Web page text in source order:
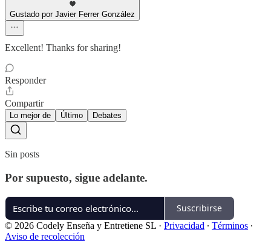
Gustado por Javier Ferrer González
Excellent! Thanks for sharing!
Responder
Compartir
Lo mejor de Último Debates
Sin posts
Por supuesto, sigue adelante.
Suscribirse
© 2026 Codely Enseña y Entretiene SL · Privacidad ∙ Términos ∙
Aviso de recolección